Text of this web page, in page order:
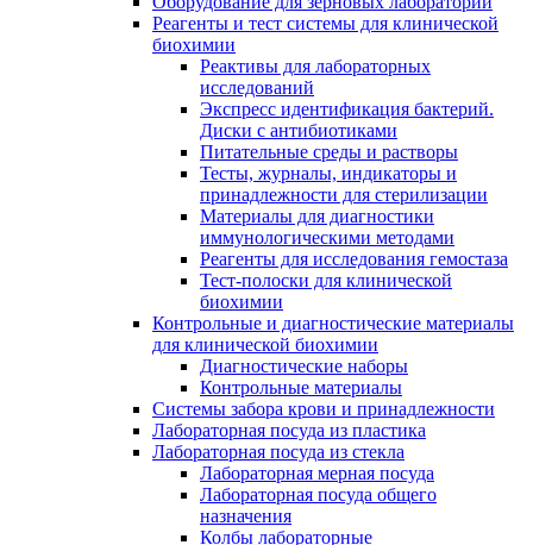
Реагенты и тест системы для клинической
биохимии
Реактивы для лабораторных
исследований
Экспресс идентификация бактерий.
Диски с антибиотиками
Питательные среды и растворы
Тесты, журналы, индикаторы и
принадлежности для стерилизации
Материалы для диагностики
иммунологическими методами
Реагенты для исследования гемостаза
Тест-полоски для клинической
биохимии
Контрольные и диагностические материалы
для клинической биохимии
Диагностические наборы
Контрольные материалы
Системы забора крови и принадлежности
Лабораторная посуда из пластика
Лабораторная посуда из стекла
Лабораторная мерная посуда
Лабораторная посуда общего
назначения
Колбы лабораторные